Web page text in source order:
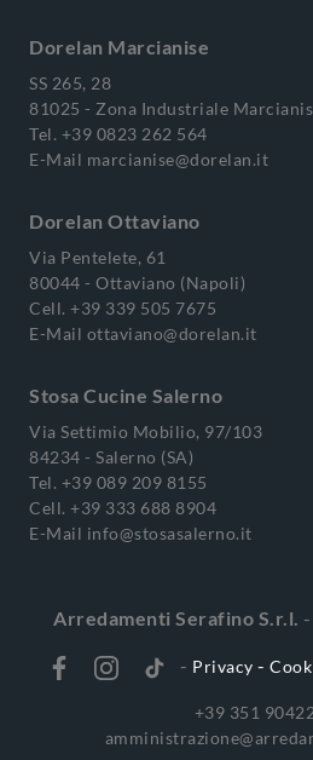
Dorelan Marcianise
SS 265, 28
81025 - Zona Industriale
Tel. +39 0823 262 564
E-Mail marcianise@dorelan.it
Dorelan Ottaviano
Via Pentelete, 61
80044 - Ottaviano (Napoli)
Cell. +39 339 505 7675
E-Mail ottaviano@dorelan.it
Stosa Cucine Salerno
Via Settimio Mobilio, 97/103
84234 - Salerno (SA)
Tel. +39 089 209 8155
Cell. +39 333 688 8904
E-Mail info@stosasalerno.it
Arredamenti Serafino S.r.l. -
- Privacy -
+39 351